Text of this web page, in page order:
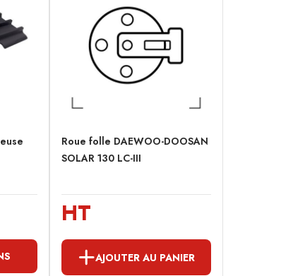
Roue folle DAEWOO-DOOSAN
SOLAR 130 LC-III
HT
AJOUTER AU PANIER